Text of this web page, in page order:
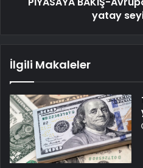
yatay
İlgili Makaleler